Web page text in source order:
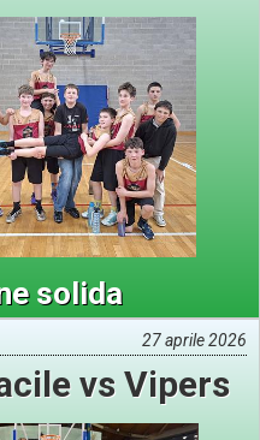
solida
27 aprile 2026
vs Vipers